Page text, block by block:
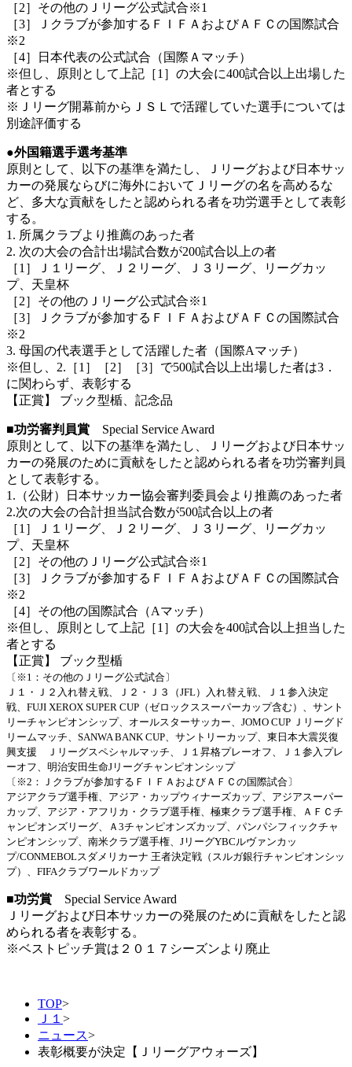
［2］その他のＪリーグ公式試合※1
［3］Ｊクラブが参加するＦＩＦＡおよびＡＦＣの国際試合
※2
［4］日本代表の公式試合（国際Ａマッチ）
※但し、原則として上記［1］の大会に400試合以上出場した
者とする
※Ｊリーグ開幕前からＪＳＬで活躍していた選手については
別途評価する
●外国籍選手選考基準
原則として、以下の基準を満たし、Ｊリーグおよび日本サッ
カーの発展ならびに海外においてＪリーグの名を高めるな
ど、多大な貢献をしたと認められる者を功労選手として表彰
する。
1. 所属クラブより推薦のあった者
2. 次の大会の合計出場試合数が200試合以上の者
［1］Ｊ１リーグ、Ｊ２リーグ、Ｊ３リーグ、リーグカッ
プ、天皇杯
［2］その他のＪリーグ公式試合※1
［3］Ｊクラブが参加するＦＩＦＡおよびＡＦＣの国際試合
※2
3. 母国の代表選手として活躍した者（国際Aマッチ）
※但し、2.［1］［2］［3］で500試合以上出場した者は3．
に関わらず、表彰する
【正賞】 ブック型楯、記念品
■功労審判員賞 Special Service Award
原則として、以下の基準を満たし、Ｊリーグおよび日本サッ
カーの発展のために貢献をしたと認められる者を功労審判員
として表彰する。
1.（公財）日本サッカー協会審判委員会より推薦のあった者
2.次の大会の合計担当試合数が500試合以上の者
［1］Ｊ１リーグ、Ｊ２リーグ、Ｊ３リーグ、リーグカッ
プ、天皇杯
［2］その他のＪリーグ公式試合※1
［3］Ｊクラブが参加するＦＩＦＡおよびＡＦＣの国際試合
※2
［4］その他の国際試合（Aマッチ）
※但し、原則として上記［1］の大会を400試合以上担当した
者とする
【正賞】 ブック型楯
〔※1：その他のＪリーグ公式試合〕
Ｊ１・Ｊ２入れ替え戦、Ｊ２・Ｊ３（JFL）入れ替え戦、Ｊ１参入決定
戦、FUJI XEROX SUPER CUP（ゼロックススーパーカップ含む）、サント
リーチャンピオンシップ、オールスターサッカー、JOMO CUP Ｊリーグド
リームマッチ、SANWA BANK CUP、サントリーカップ、東日本大震災復
興支援 Ｊリーグスペシャルマッチ、Ｊ１昇格プレーオフ、Ｊ１参入プレ
ーオフ、明治安田生命Jリーグチャンピオンシップ
〔※2：Ｊクラブが参加するＦＩＦＡおよびＡＦＣの国際試合〕
アジアクラブ選手権、アジア・カップウィナーズカップ、アジアスーパー
カップ、アジア・アフリカ・クラブ選手権、極東クラブ選手権、ＡＦＣチ
ャンピオンズリーグ、Ａ3チャンピオンズカップ、パンパシフィックチャ
ンピオンシップ、南米クラブ選手権、JリーグYBCルヴァンカッ
プ/CONMEBOLスダメリカーナ 王者決定戦（スルガ銀行チャンピオンシッ
プ）、FIFAクラブワールドカップ
■功労賞 Special Service Award
Ｊリーグおよび日本サッカーの発展のために貢献をしたと認
められる者を表彰する。
※ベストピッチ賞は２０１７シーズンより廃止
TOP>
Ｊ１ >
ニュース>
表彰概要が決定【Ｊリーグアウォーズ】